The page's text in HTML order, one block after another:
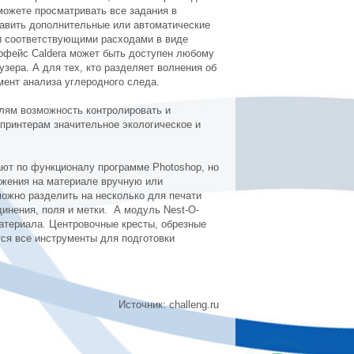
просматривать все задания в
дополнительные или автоматические
соответствующими расходами в виде
Caldera может быть доступен любому
А для тех, кто разделяет волнения об
анализа углеродного следа.
возможность контролировать и
значительное экологическое и
по функционалу программе Photoshop, но
на материале вручную или
разделить на несколько для печати
поля и метки. А модуль Nest-O-
Центровочные кресты, обрезные
все инструменты для подготовки
Источник: challeng.ru